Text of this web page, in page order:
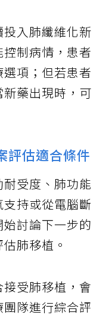
入肺纖維化新
制病情，患者
項；但若患者
藥出現時，可
評估適合條件
受度、肺功能
持或從電腦斷
討論下一步的
肺移植。
受肺移植，會
隊進行綜合評